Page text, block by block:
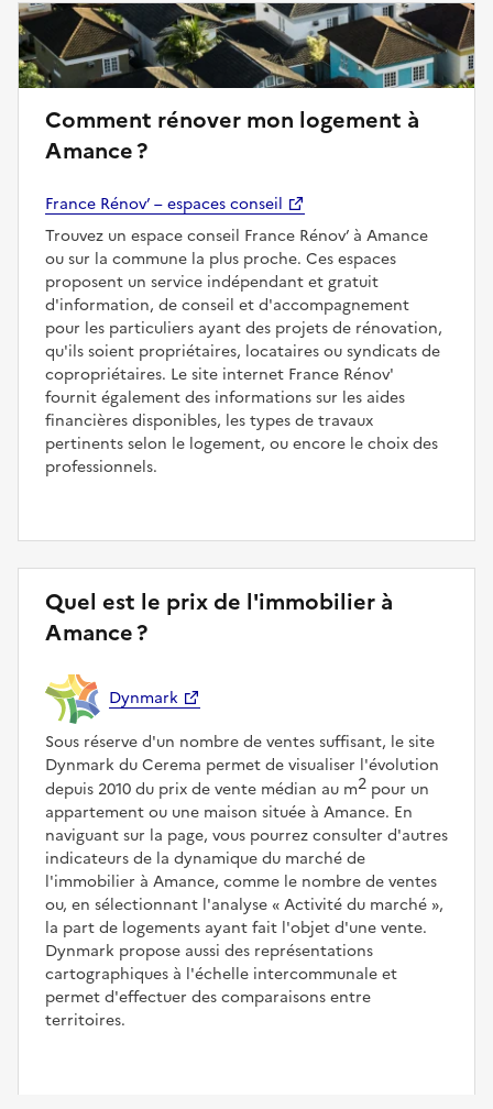
Comment rénover mon logement à
Amance ?
France Rénov’ – espaces conseil
Trouvez un espace conseil France Rénov’ à Amance
ou sur la commune la plus proche. Ces espaces
proposent un service indépendant et gratuit
d'information, de conseil et d'accompagnement
pour les particuliers ayant des projets de rénovation,
qu'ils soient propriétaires, locataires ou syndicats de
copropriétaires. Le site internet France Rénov'
fournit également des informations sur les aides
financières disponibles, les types de travaux
pertinents selon le logement, ou encore le choix des
professionnels.
Quel est le prix de l'immobilier à
Amance ?
Dynmark
Sous réserve d'un nombre de ventes suffisant, le site
Dynmark du Cerema permet de visualiser l'évolution
depuis 2010 du prix de vente médian au m2 pour un
appartement ou une maison située à Amance. En
naviguant sur la page, vous pourrez consulter d'autres
indicateurs de la dynamique du marché de
l'immobilier à Amance, comme le nombre de ventes
ou, en sélectionnant l'analyse
Activité du marché ,
la part de logements ayant fait l'objet d'une vente.
Dynmark propose aussi des représentations
cartographiques à l'échelle intercommunale et
permet d'effectuer des comparaisons entre
territoires.